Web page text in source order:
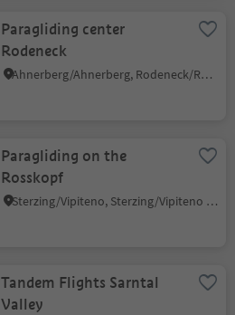
Paragliding center
Rodeneck
Ahnerberg/Ahnerberg, Rodeneck/Rodengo, Brixen/Bressanone and environs
Paragliding on the
Rosskopf
Sterzing/Vipiteno, Sterzing/Vipiteno and environs
Tandem Flights Sarntal
Valley